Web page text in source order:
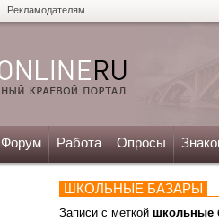
Рекламодателям
Форум Работа Опросы
ШКОЛЬНЫЕ БАЗАРЫ
Записи с меткой школьные